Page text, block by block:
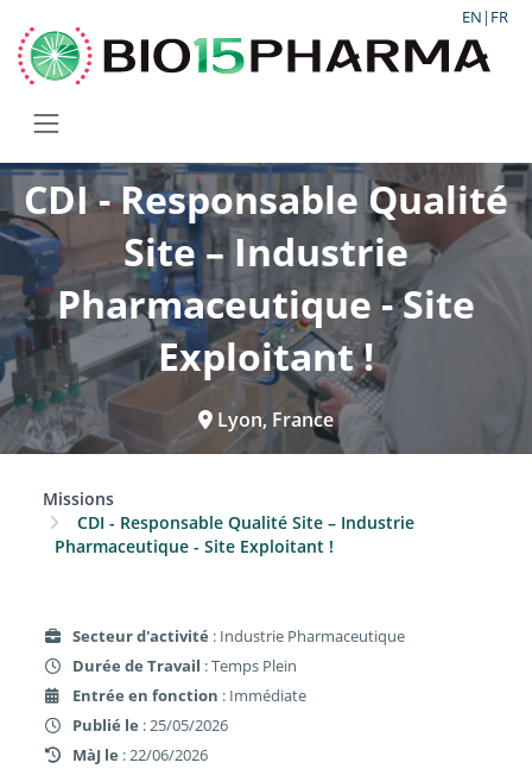
EN | FR
CDI - Responsable Qualité
Site – Industrie
Pharmaceutique - Site
Exploitant !
Lyon, France
Missions
CDI - Responsable Qualité Site – Industrie
Pharmaceutique - Site Exploitant !
Secteur d'activité : Industrie Pharmaceutique
Durée de Travail : Temps Plein
Entrée en fonction : Immédiate
Publié le : 25/05/2026
MàJ le : 22/06/2026